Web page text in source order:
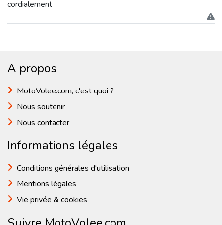
cordialement
A propos
MotoVolee.com, c'est quoi ?
Nous soutenir
Nous contacter
Informations légales
Conditions générales d'utilisation
Mentions légales
Vie privée & cookies